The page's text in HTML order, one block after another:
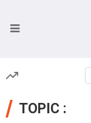
TOPIC :